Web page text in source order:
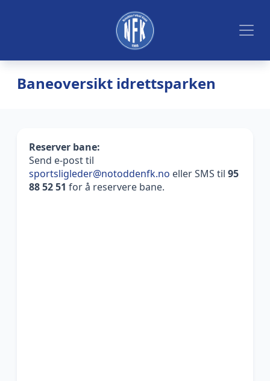
Baneoversikt idrettsparken
Reserver bane:
Send e-post til
sportsligleder@notoddenfk.no eller SMS til 95
88 52 51 for å reservere bane.